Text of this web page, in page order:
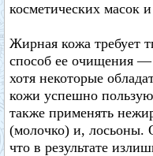
косметических масок
Жирная кожа требует
способ ее очищения
хотя некоторые
кожи успешно
также применять
(молочко) и, лосьоны.
что в результате